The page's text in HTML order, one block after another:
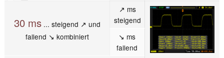
30 ms... steigend ↗ und
fallend ↘ kombiniert
↗ ms
steigend
↘ ms
fallend